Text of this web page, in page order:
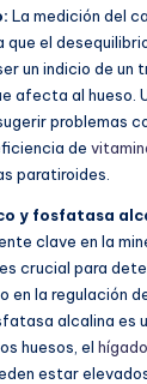
La medición del
el
un indicio de un
afecta al hueso.
problemas
de
paratiroides.
y fosfatasa
clave en la
crucial para
en la regulación
alcalina es
huesos, el hígado
estar